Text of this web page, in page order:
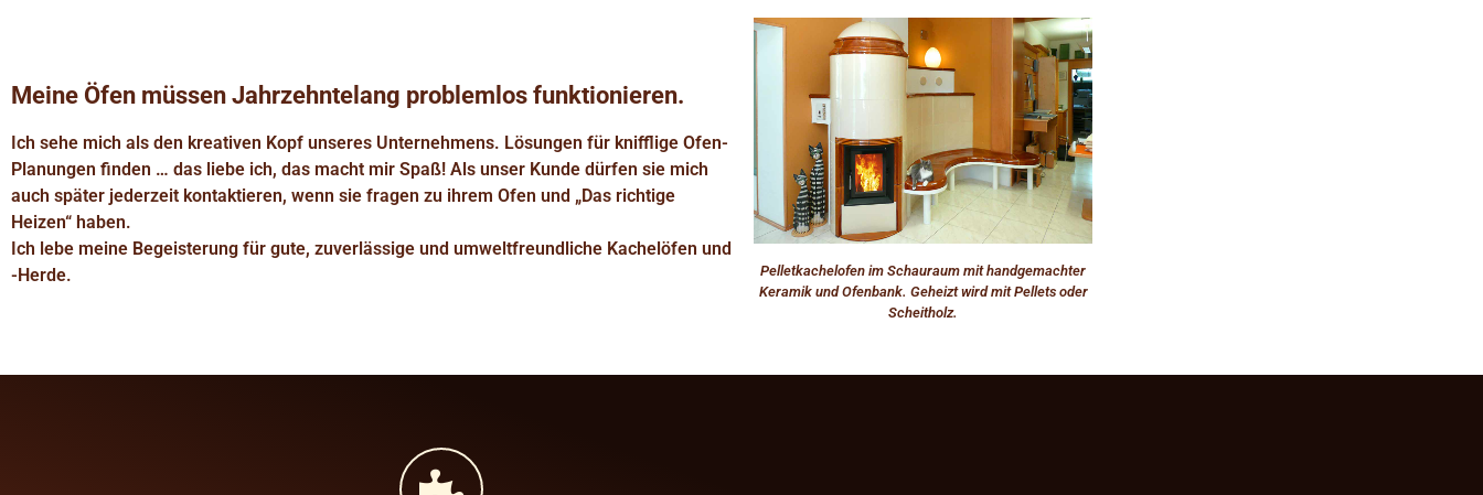
Meine Öfen müssen Jahrzehntelang problemlos funktionieren.
Ich sehe mich als den kreativen Kopf unseres Unternehmens. Lösungen für knifflige Ofen-
Planungen finden … das liebe ich, das macht mir Spaß! Als unser Kunde dürfen sie mich
auch später jederzeit kontaktieren, wenn sie fragen zu ihrem Ofen und „Das richtige
Heizen“ haben.
Ich lebe meine Begeisterung für gute, zuverlässige und umweltfreundliche Kachelöfen und
-Herde.
Pelletkachelofen im Schauraum mit handgemachter
Keramik und Ofenbank. Geheizt wird mit Pellets oder
Scheitholz.